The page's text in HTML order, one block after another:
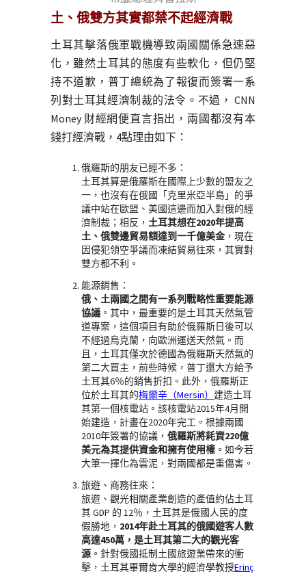
土、俄雙方其實都禁不起經濟戰
土耳其擊落俄軍戰機導致兩國關係急速惡
化，雖然土耳其的態度有些軟化，但仍堅
持不道歉，普丁總統為了報復而簽署一系
列對土耳其經濟制裁的法令。不過， CNN
Money 財經網便直言指出，兩國都沒有本
錢打經濟戰，4點理由如下：
俄羅斯的朋友已經不多：
土耳其算是俄羅斯在國際上少數的盟友之
一，也沒有在俄國「克里米亞半島」的爭
議中站在歐盟、美國這邊而加入對俄的經
濟制裁；相反， 土耳其想在2020年提高
土、俄雙邊貿易額達到一千億美金，現在
因侵犯領空爭議而凍結貿易往來，其實對
雙方都不利。
能源銷售：
俄、土兩國之間有一系列戰略性重要能源
協議 。其中，最重要的是土耳其天然氣管
道專案，這個項目有助於俄羅斯日後可以
不經過烏克蘭，向歐洲運送天然氣。而
且，土耳其僅次於德國為俄羅斯天然氣的
第二大買主，前些時候，普丁還大方給予
土耳其6％的銷售折扣。此外，俄羅斯正
位於土耳其的梅爾辛（Mersin） 建造土耳
其第一個核電站。該核電站2015年4月開
始建造，計畫在2020年完工。根據兩國
2010年簽署的協議， 俄羅斯將耗資220億
美元為其提供資金和擁有使用權 。如今若
大筆一揮化為雲泥，對兩國都是重傷害。
旅遊、商務往來：
旅遊、觀光相關產業創造的產值約佔土耳
其 GDP 的 12％，土耳其是俄國人民的度
假勝地， 2014年赴土耳其的俄國遊客人數
高達450萬，是土耳其第二大的觀光客
源 。針對俄國抵制土國旅遊業帶來的衝
擊，土耳其畢爾肯大學的經濟學教授Erinç